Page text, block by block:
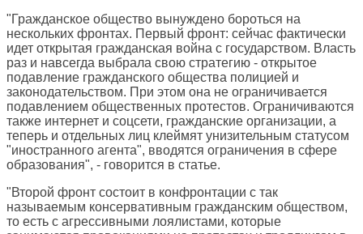
"Гражданское общество вынуждено бороться на
нескольких фронтах. Первый фронт: сейчас фактически
идет открытая гражданская война с государством. Власть
раз и навсегда выбрала свою стратегию - открытое
подавление гражданского общества полицией и
законодательством. При этом она не ограничивается
подавлением общественных протестов. Ограничиваются
также интернет и соцсети, гражданские организации, а
теперь и отдельных лиц клеймят унизительным статусом
"иностранного агента", вводятся ограничения в сфере
образования", - говорится в статье.
"Второй фронт состоит в конфронтации с так
называемым консервативным гражданским обществом,
то есть с агрессивными лоялистами, которые